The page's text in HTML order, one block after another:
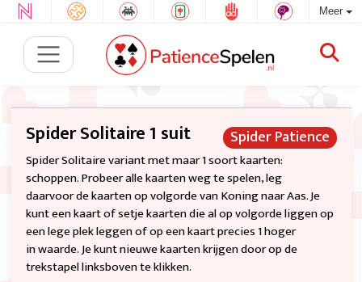
Meer
Spider Patience
Spider Solitaire 1 suit
Spider Solitaire variant met maar 1 soort kaarten:
schoppen. Probeer alle kaarten weg te spelen, leg
daarvoor de kaarten op volgorde van Koning naar Aas. Je
kunt een kaart of setje kaarten die al op volgorde liggen op
een lege plek leggen of op een kaart precies 1 hoger
in waarde. Je kunt nieuwe kaarten krijgen door op de
trekstapel linksboven te klikken.